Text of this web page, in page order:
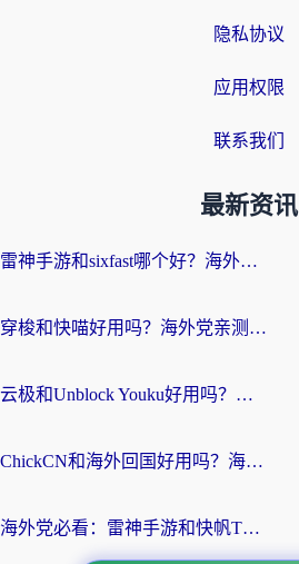
隐私协议
应用权限
联系我们
最新资讯
雷神手游和sixfast哪个好？海外党亲测3款回国加速器，教你选对不踩坑
穿梭和快喵好用吗？海外党亲测：小众加速器对比+番茄加速器深度体验
云极和Unblock Youku好用吗？海外党亲测+2026回国加速器避坑指南
ChickCN和海外回国好用吗？海外党2026亲测：从手游到影音，选对加速器的3个关键
海外党必看：雷神手游和快帆TV版好用吗？3步选对回国加速器不踩坑